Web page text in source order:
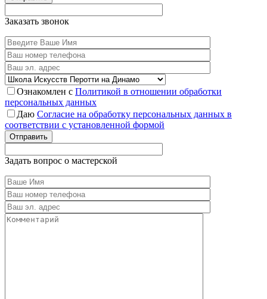
Заказать звонок
Ознакомлен с Политикой в отношении обработки
персональных данных
Даю Согласие на обработку персональных данных в
соответствии с установленной формой
Отправить
Задать вопрос о мастерской